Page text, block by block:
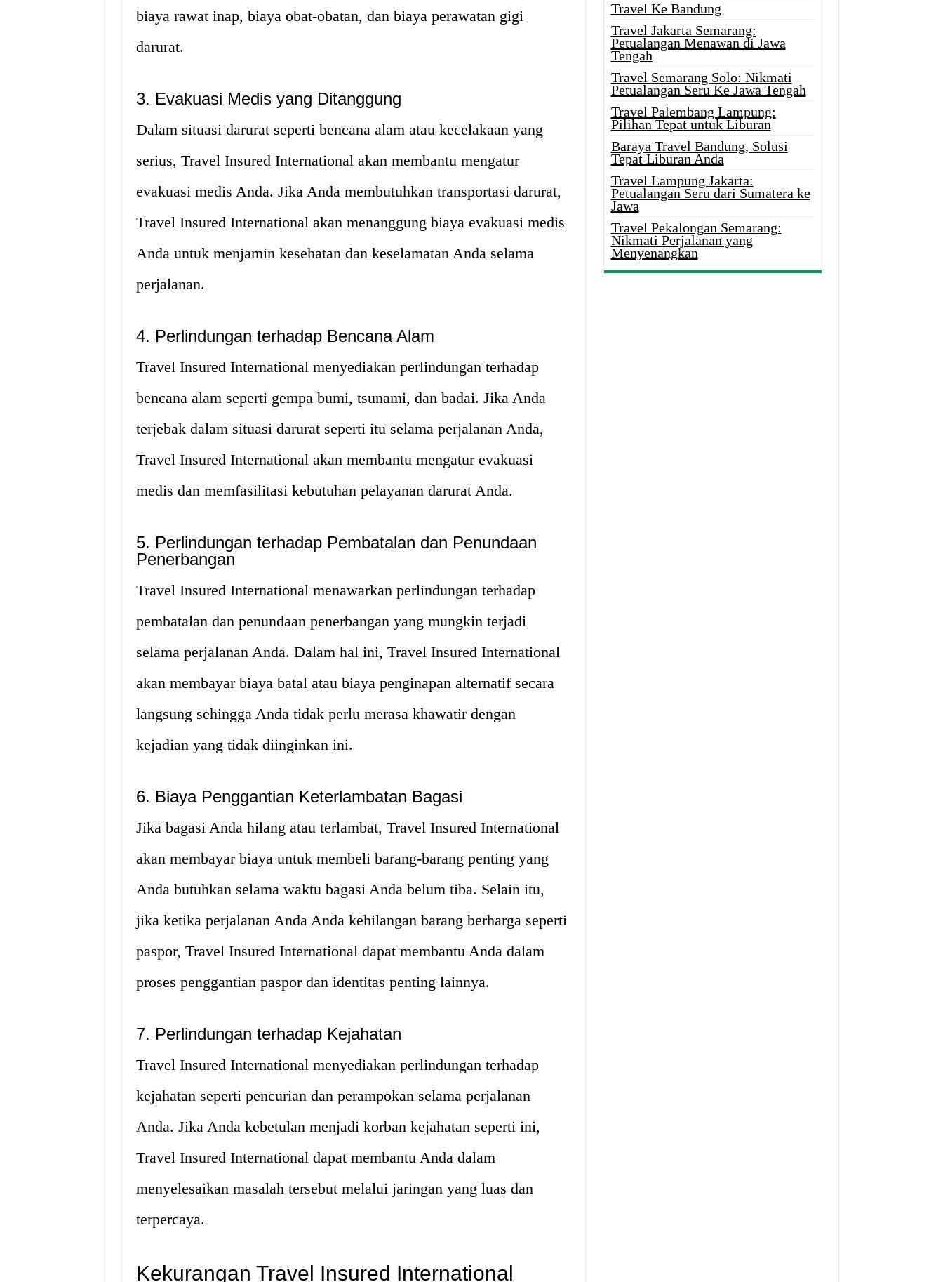
biaya rawat inap, biaya obat-obatan, dan biaya perawatan gigi
darurat.
3. Evakuasi Medis yang Ditanggung
Dalam situasi darurat seperti bencana alam atau kecelakaan yang
serius, Travel Insured International akan membantu mengatur
evakuasi medis Anda. Jika Anda membutuhkan transportasi darurat,
Travel Insured International akan menanggung biaya evakuasi medis
Anda untuk menjamin kesehatan dan keselamatan Anda selama
perjalanan.
4. Perlindungan terhadap Bencana Alam
Travel Insured International menyediakan perlindungan terhadap
bencana alam seperti gempa bumi, tsunami, dan badai. Jika Anda
terjebak dalam situasi darurat seperti itu selama perjalanan Anda,
Travel Insured International akan membantu mengatur evakuasi
medis dan memfasilitasi kebutuhan pelayanan darurat Anda.
5. Perlindungan terhadap Pembatalan dan Penundaan
Penerbangan
Travel Insured International menawarkan perlindungan terhadap
pembatalan dan penundaan penerbangan yang mungkin terjadi
selama perjalanan Anda. Dalam hal ini, Travel Insured International
akan membayar biaya batal atau biaya penginapan alternatif secara
langsung sehingga Anda tidak perlu merasa khawatir dengan
kejadian yang tidak diinginkan ini.
6. Biaya Penggantian Keterlambatan Bagasi
Jika bagasi Anda hilang atau terlambat, Travel Insured International
akan membayar biaya untuk membeli barang-barang penting yang
Anda butuhkan selama waktu bagasi Anda belum tiba. Selain itu,
jika ketika perjalanan Anda Anda kehilangan barang berharga seperti
paspor, Travel Insured International dapat membantu Anda dalam
proses penggantian paspor dan identitas penting lainnya.
7. Perlindungan terhadap Kejahatan
Travel Insured International menyediakan perlindungan terhadap
kejahatan seperti pencurian dan perampokan selama perjalanan
Anda. Jika Anda kebetulan menjadi korban kejahatan seperti ini,
Travel Insured International dapat membantu Anda dalam
menyelesaikan masalah tersebut melalui jaringan yang luas dan
terpercaya.
Kekurangan Travel Insured International
Travel Ke Bandung
Travel Jakarta Semarang:
Petualangan Menawan di Jawa
Tengah
Travel Semarang Solo: Nikmati
Petualangan Seru Ke Jawa Tengah
Travel Palembang Lampung:
Pilihan Tepat untuk Liburan
Baraya Travel Bandung, Solusi
Tepat Liburan Anda
Travel Lampung Jakarta:
Petualangan Seru dari Sumatera ke
Jawa
Travel Pekalongan Semarang:
Nikmati Perjalanan yang
Menyenangkan